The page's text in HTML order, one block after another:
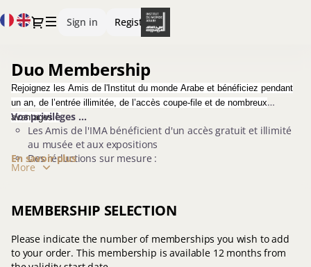
Current
Dialog
Sign in Register
selection
Institut
du
monde
arabe
Duo
Membership
Duo Membership
Rejoignez les Amis de l'Institut du monde Arabe et bénéficiez pendant
un an, de l’entrée illimitée, de l’accès coupe-file et de nombreux
avantages !
Vos privilèges ...
Les Amis de l'IMA bénéficient d'un accès gratuit et illimité
au musée et aux expositions
Des réductions sur mesure :
Sur l'abonnement annuel de la bibliothèque
Sur les visites guidées et les audioguides
Des offres exclusives
Réception du programme de l'IMA à domicile
En savoir plus
More
MEMBERSHIP SELECTION
Please indicate the number of memberships you wish to add
to your order. This membership is available 12 months from